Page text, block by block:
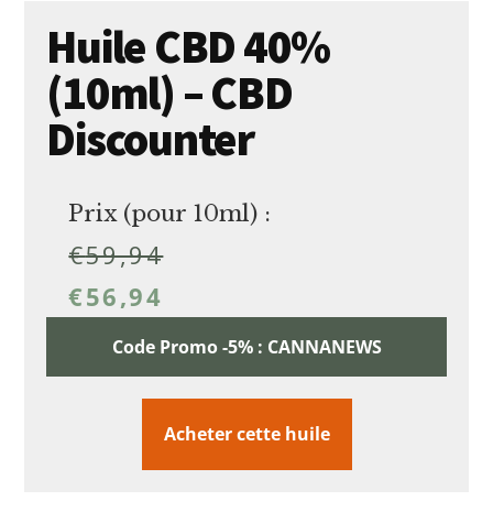
Huile CBD 40%
(10ml) – CBD
Discounter
Prix (pour 10ml) :
€59,94
€56,94
Code Promo -5% : CANNANEWS
Acheter cette huile